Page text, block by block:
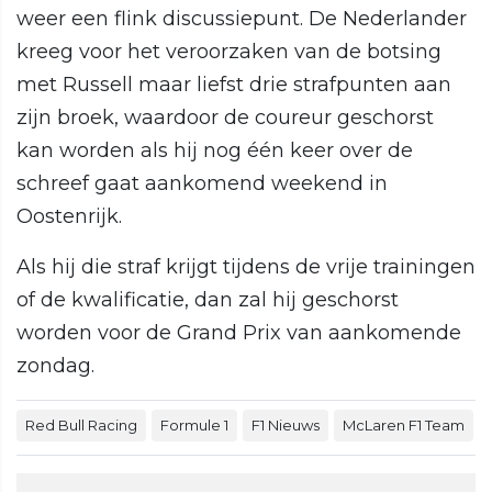
weer een flink discussiepunt. De Nederlander
kreeg voor het veroorzaken van de botsing
met Russell maar liefst drie strafpunten aan
zijn broek, waardoor de coureur geschorst
kan worden als hij nog één keer over de
schreef gaat aankomend weekend in
Oostenrijk.
Als hij die straf krijgt tijdens de vrije trainingen
of de kwalificatie, dan zal hij geschorst
worden voor de Grand Prix van aankomende
zondag.
Red Bull Racing Formule 1 F1 Nieuws McLaren F1 Team